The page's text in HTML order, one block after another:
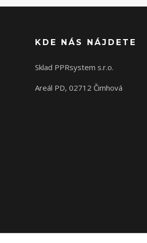
KDE NÁS NÁJDETE
Sklad PPRsystem s.r.o.
Areál PD, 02712 Čimhová